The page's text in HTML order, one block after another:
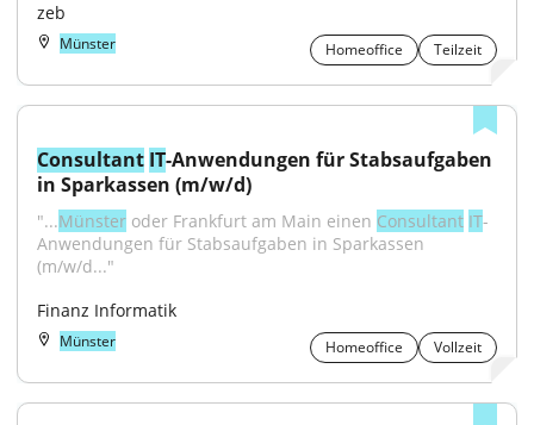
zeb
Münster Homeoffice Teilzeit
Consultant IT-Anwendungen für Stabsaufgaben
in Sparkassen (m/w/d)
"...Münster oder Frankfurt am Main einen Consultant IT-
Anwendungen für Stabsaufgaben in Sparkassen
(m/w/d..."
Finanz Informatik
Münster Homeoffice Vollzeit